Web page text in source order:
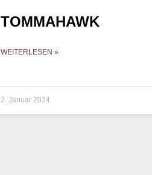
TOMMAHAWK
WEITERLESEN »
2. Januar 2024